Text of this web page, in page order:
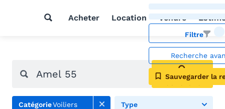
Acheter Location Vendre
Filtre
Recherche
Sauvegarder la
Rechercher
CatégorieVoiliers Type